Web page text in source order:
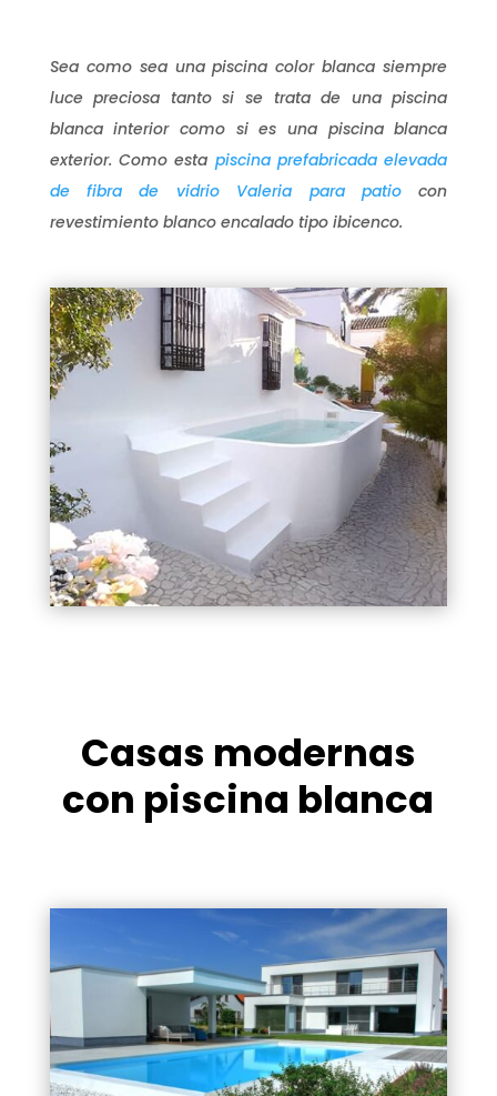
Sea como sea una piscina color blanca siempre
luce preciosa tanto si se trata de una piscina
blanca interior como si es una piscina blanca
exterior. Como esta piscina prefabricada elevada
de fibra de vidrio Valeria para patiocon
revestimiento blanco encalado tipo ibicenco.
Casas modernas
con piscina blanca